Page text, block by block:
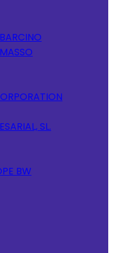
SL.
BW